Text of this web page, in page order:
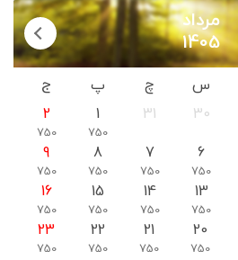
مرداد
1405
س چ پ
ج
30
31
1
750
2
750
6
750
7
750
8
750
9
750
13
750
14
750
15
750
16
750
20
750
21
750
22
750
23
750